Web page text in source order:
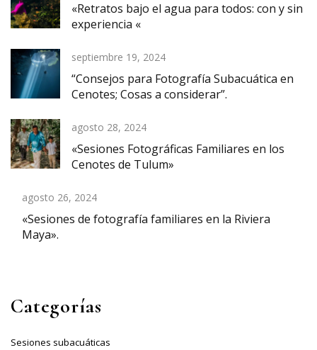
«Retratos bajo el agua para todos: con y sin
experiencia «
septiembre 19, 2024
“Consejos para Fotografía Subacuática en
Cenotes; Cosas a considerar”.
agosto 28, 2024
«Sesiones Fotográficas Familiares en los
Cenotes de Tulum»
agosto 26, 2024
«Sesiones de fotografía familiares en la Riviera
Maya».
Categorías
Sesiones subacuáticas